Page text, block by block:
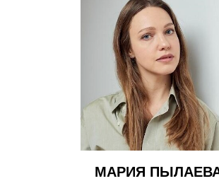
МАРИЯ